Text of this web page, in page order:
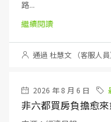
路...
繼續閱讀
通過 杜慧文 （客服人員
2026 年 8 月 6 日
非六都買房負擔愈